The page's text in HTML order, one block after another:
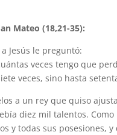
Mateo (18,21-35):
Jesús le preguntó:
veces tengo que
veces, sino hasta
a un rey que quiso
diez mil talentos.
y todas sus posesiones,